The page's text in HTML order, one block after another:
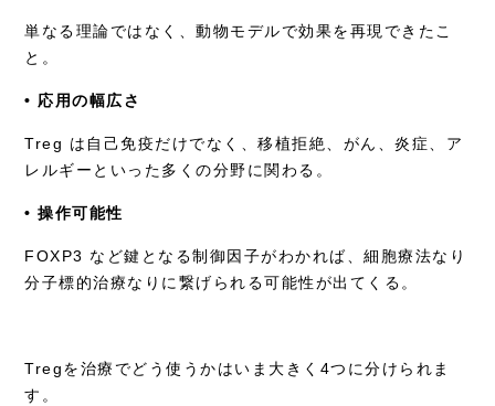
単なる理論ではなく、動物モデルで効果を再現できたこ
と。
• 応用の幅広さ
Treg は自己免疫だけでなく、移植拒絶、がん、炎症、ア
レルギーといった多くの分野に関わる。
• 操作可能性
FOXP3 など鍵となる制御因子がわかれば、細胞療法なり
分子標的治療なりに繋げられる可能性が出てくる。
Tregを治療でどう使うかはいま大きく4つに分けられま
す。